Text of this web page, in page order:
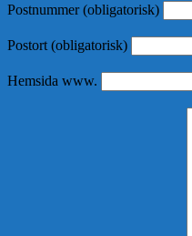
Postnummer (obligatorisk)
Postort (obligatorisk)
Hemsida www.